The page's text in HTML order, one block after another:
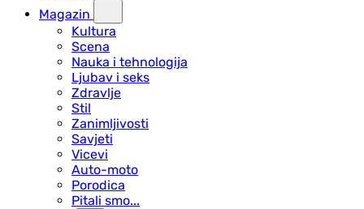
Magazin
Kultura
Scena
Nauka i tehnologija
Ljubav i seks
Zdravlje
Stil
Zanimljivosti
Savjeti
Vicevi
Auto-moto
Porodica
Pitali smo...